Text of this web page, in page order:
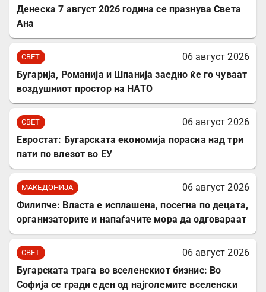
Денеска 7 август 2026 година се празнува Света
Ана
СВЕТ
06 август 2026
Бугарија, Романија и Шпанија заедно ќе го чуваат
воздушниот простор на НАТО
СВЕТ
06 август 2026
Евростат: Бугарската економија порасна над три
пати по влезот во ЕУ
МАКЕДОНИЈА
06 август 2026
Филипче: Власта е исплашена, посегна по децата,
организаторите и напаѓачите мора да одговараат
СВЕТ
06 август 2026
Бугарската трага во вселенскиот бизнис: Во
Софија се гради еден од најголемите вселенски